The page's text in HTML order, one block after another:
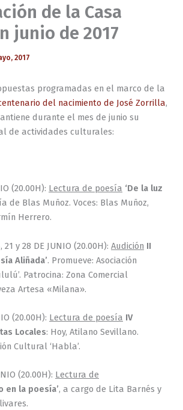
de la Casa
junio de 2017
2017
programadas en el marco de la
del nacimiento de José Zorrilla,
durante el mes de junio su
de actividades culturales:
(20.00H): Lectura de poesía ‘De la luz
de Blas Muñoz. Voces: Blas Muñoz,
Herrero.
21 y 28 DE JUNIO (20.00H): Audición II
Aliñada’. Promueve: Asociación
Patrocina: Zona Comercial
Artesa «Milana».
(20.00H): Lectura de poesía IV
Locales: Hoy, Atilano Sevillano.
Cultural ‘Habla’.
(20.00H): Lectura de
en la poesía’, a cargo de Lita Barnés y